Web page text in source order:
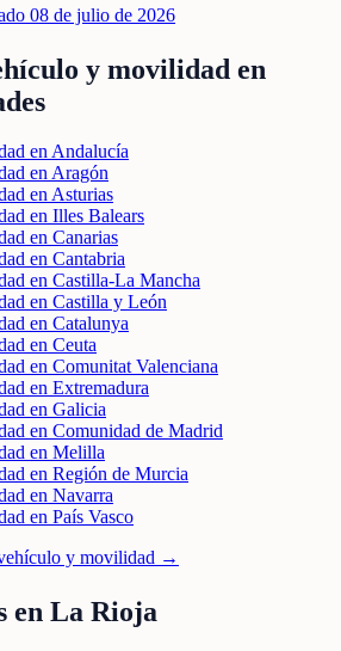
08 de julio de 2026
y movilidad en
en Andalucía
en Aragón
en Asturias
en Illes Balears
en Canarias
en Cantabria
en Castilla-La Mancha
en Castilla y León
en Catalunya
en Ceuta
en Comunitat Valenciana
en Extremadura
en Galicia
en Comunidad de Madrid
en Melilla
en Región de Murcia
en Navarra
en País Vasco
y movilidad →
en La Rioja